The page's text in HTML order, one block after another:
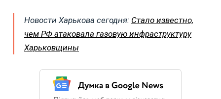
Новости Харькова сегодня: Стало известно,
чем РФ атаковала газовую инфраструктуру
Харьковщины